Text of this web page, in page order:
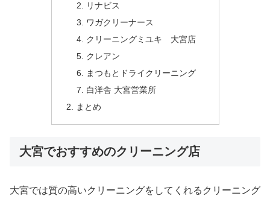
リナビス
ワガクリーナース
クリーニングミユキ 大宮店
クレアン
まつもとドライクリーニング
白洋舎 大宮営業所
まとめ
大宮でおすすめのクリーニング店
大宮では質の高いクリーニングをしてくれるクリーニング